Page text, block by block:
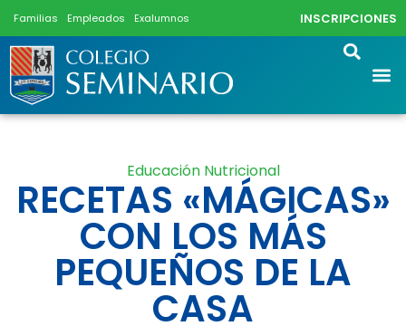
Familias Empleados Exalumnos INSCRIPCIONES
Educación Nutricional
RECETAS «MÁGICAS»
CON LOS MÁS
PEQUEÑOS DE LA
CASA